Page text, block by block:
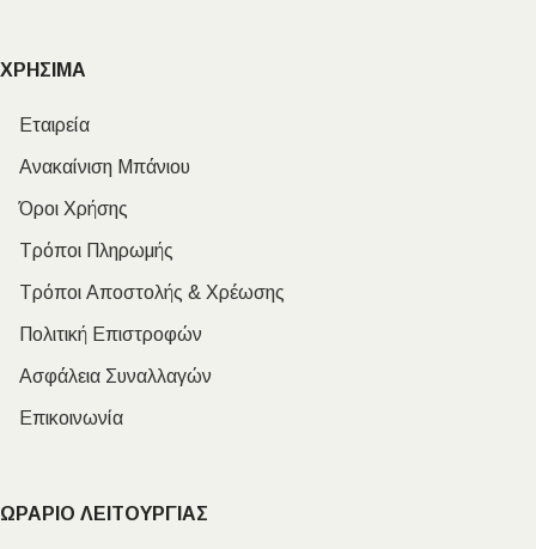
ΧΡΗΣΙΜΑ
Εταιρεία
Ανακαίνιση Μπάνιου
Όροι Χρήσης
Τρόποι Πληρωμής
Τρόποι Αποστολής & Χρέωσης
Πολιτική Επιστροφών
Ασφάλεια Συναλλαγών
Επικοινωνία
ΩΡΑΡΙΟ ΛΕΙΤΟΥΡΓΙΑΣ